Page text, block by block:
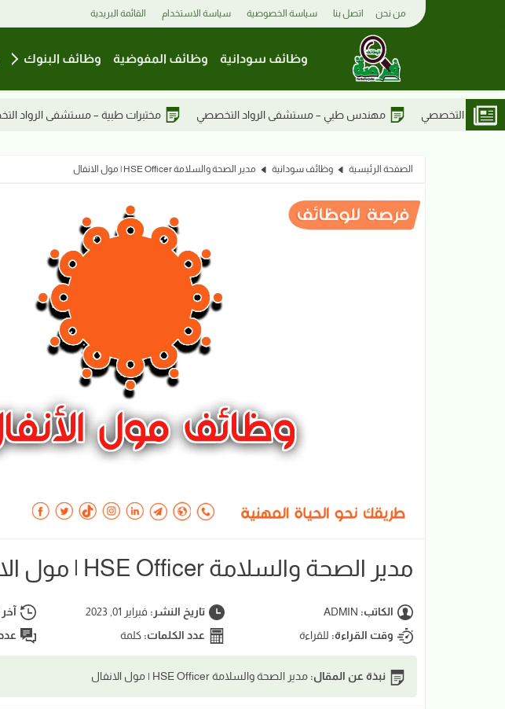
من نحن اتصل بنا سياسة الخصوصية سياسة الاستخدام القائمة البريدية
وظائف سودانية وظائف المفوضية وظائف البنوك
طبي – مستشفى الرواد التخصصي مختبرات طبية – مستشفى الرواد التخصصي أطباء
الصفحة الرئيسية وظائف سودانية مدير الصحة والسلامة HSE Officer | مول الانفال
مدير الصحة والسلامة HSE Officer | مول الانفال
الكاتب: ADMIN تاريخ النشر: فبراير 01, 2023
وقت القراءة: للقراءة عدد الكلمات: كلمة
نبذة عن المقال: مدير الصحة والسلامة HSE Officer | مول الانفال